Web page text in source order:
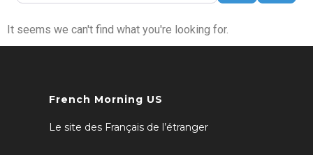
It seems we can't find what you're looking for.
French Morning US
Le site des Français de l’étranger